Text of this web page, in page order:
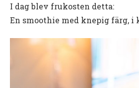
I dag blev frukosten detta:
En smoothie med knepig färg, i